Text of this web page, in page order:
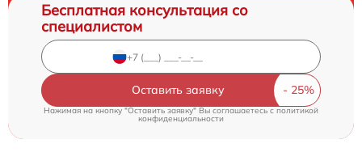
Бесплатная консультация со
специалистом
Оставить заявку
Нажимая на кнопку "Оставить заявку" Вы соглашаетесь c политикой
конфиденциальности